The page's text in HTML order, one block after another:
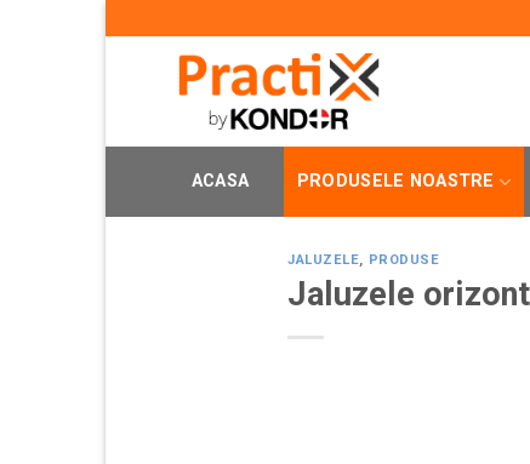
ACASA PRODUSELE NOASTRE
JALUZELE, PRODUSE
Jaluzele